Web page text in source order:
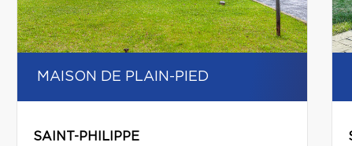
MAISON DE PLAIN-PIED
SAINT-PHILIPPE